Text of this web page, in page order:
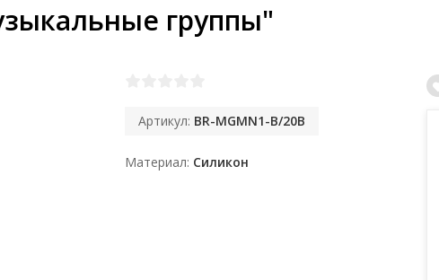
группы"
Артикул: BR-MGMN1-B/20B
Материал Силикон